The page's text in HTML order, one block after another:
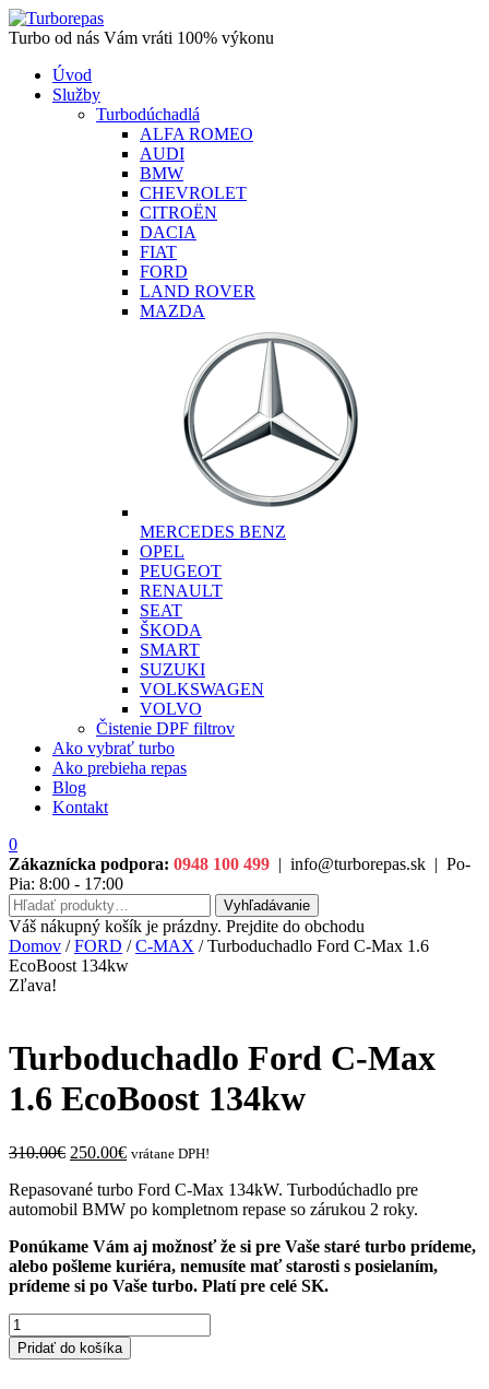
Turbo od nás Vám vráti 100% výkonu
Úvod
Služby
Turbodúchadlá
ALFA ROMEO
AUDI
BMW
CHEVROLET
CITROËN
DACIA
FIAT
FORD
LAND ROVER
MAZDA
MERCEDES BENZ
OPEL
PEUGEOT
RENAULT
SEAT
ŠKODA
SMART
SUZUKI
VOLKSWAGEN
VOLVO
Čistenie DPF filtrov
Ako vybrať turbo
Ako prebieha repas
Blog
Kontakt
0
Zákaznícka podpora: 0948 100 499 | info@turborepas.sk | Po-
Pia: 8:00 - 17:00
Hľadať:
Vyhľadávanie
Váš nákupný košík je prázdny. Prejdite do obchodu
Domov /FORD /C-MAX / Turboduchadlo Ford C-Max 1.6
EcoBoost 134kw
Zľava!
Turboduchadlo Ford C-Max
1.6 EcoBoost 134kw
310.00€ Original
was:
310.00€.
250.00€Current
is:
250.00€.
vrátane DPH!
Repasované turbo Ford C-Max 134kW. Turbodúchadlo pre
automobil BMW po kompletnom repase so zárukou 2 roky.
Ponúkame Vám aj možnosť že si pre Vaše staré turbo prídeme,
alebo pošleme kuriéra, nemusíte mať starosti s posielaním,
prídeme si po Vaše turbo. Platí pre celé SK.
množstvo
Turboduchadlo
Ford
Pridať do košíka